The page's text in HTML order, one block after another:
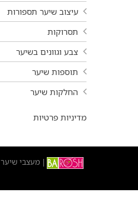
עיצוב שיער תספורות
תסרוקות
צבע וגוונים בשיער
תוספות שיער
החלקות שיער
מדיניות פרטיות
מעצבי שיער